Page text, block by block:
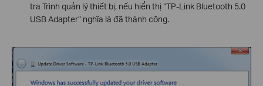
tra Trình quản lý thiết bị, nếu hiển thị “TP-Link Bluetooth 5.0
USB Adapter” nghĩa là đã thành công.